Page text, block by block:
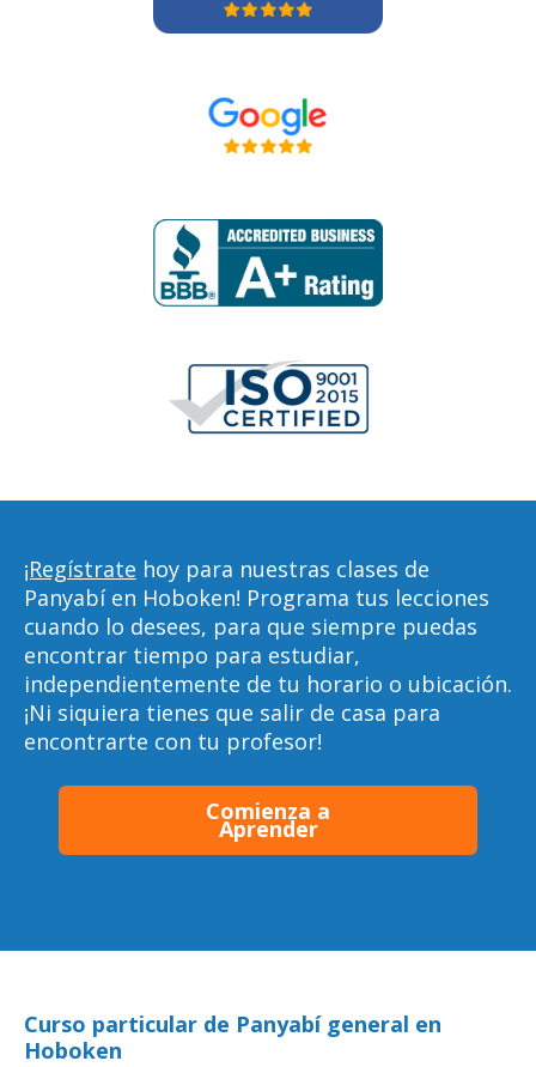
¡Regístrate hoy para nuestras clases de
Panyabí en Hoboken! Programa tus lecciones
cuando lo desees, para que siempre puedas
encontrar tiempo para estudiar,
independientemente de tu horario o ubicación.
¡Ni siquiera tienes que salir de casa para
encontrarte con tu profesor!
Comienza a
Aprender
Curso particular de Panyabí general en
Hoboken